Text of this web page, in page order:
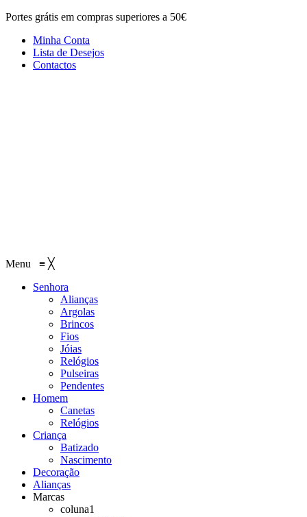
Portes grátis em compras superiores a 50€
Minha Conta
Lista de Desejos
Contactos
Menu ≡ ╳
Senhora
Alianças
Argolas
Brincos
Fios
Jóias
Relógios
Pulseiras
Pendentes
Homem
Canetas
Relógios
Criança
Batizado
Nascimento
Decoração
Alianças
Marcas
coluna1